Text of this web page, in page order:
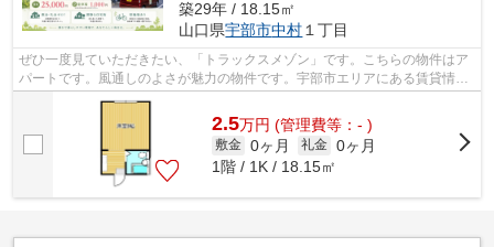
築29年 / 18.15㎡
山口県宇部市中村１丁目
ぜひ一度見ていただきたい、「トラックスメゾン」です。こちらの物件はア
パートです。風通しのよさが魅力の物件です。宇部市エリアにある賃貸情報
のことなら、地域に密着した当社へお...
2.5万円 (管理費等：- )
敷金 0ヶ月 礼金 0ヶ月
1階 / 1K / 18.15㎡